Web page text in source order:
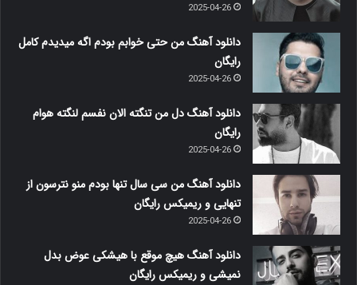
2025-04-26
دانلود آهنگ من حتی خوابم بودم اگه میدیدم کامل
رایگان
2025-04-26
دانلود آهنگ دل من تنگته الان نفسم لنگته هوام
رایگان
2025-04-26
دانلود آهنگ من سی سال تنها بودم منو نترسون از
تنهایی و ریمیکس رایگان
2025-04-26
دانلود آهنگ هیچ موقع با هیشکی عوض بدل
نمیشی و ریمیکس رایگان